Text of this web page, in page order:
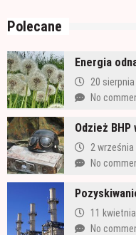
Polecane
Energia
20
No
Odzież
2 września
No
11
No